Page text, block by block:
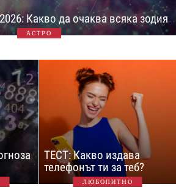
Какво да очаква всяка зодия
АСТРО
ТЕСТ: Какво издава
телефонът ти за теб?
ЛЮБОПИТНО